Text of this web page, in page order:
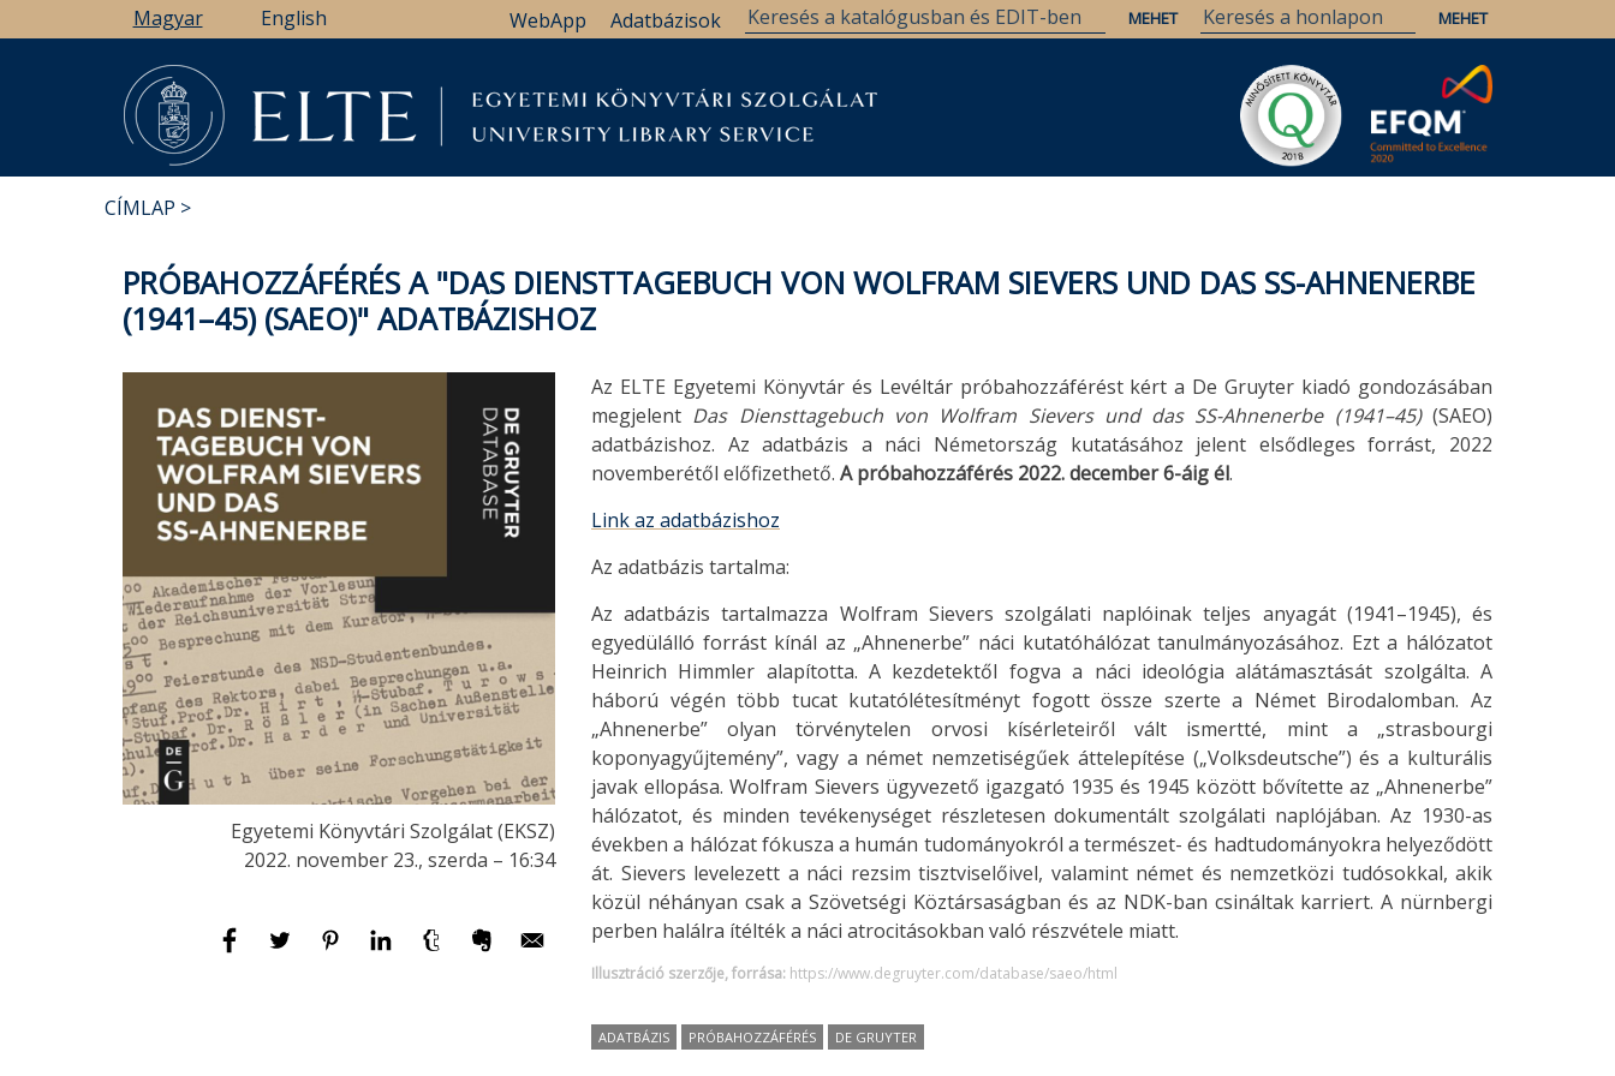
a
Magyar English Adatbázisok
WebApp
CÍMLAP
PRÓBAHOZZÁFÉRÉS A "DAS DIENSTTAGEBUCH VON WOLFRAM SIEVERS UND DAS SS-AHNENERBE
(1941–45) (SAEO)" ADATBÁZISHOZ
Egyetemi Könyvtári Szolgálat (EKSZ)
2022. november 23., szerda – 16:34
Az ELTE Egyetemi Könyvtár és Levéltár próbahozzáférést kért a De Gruyter kiadó gondozásában
megjelent Das Diensttagebuch von Wolfram Sievers und das SS-Ahnenerbe (1941–45)(SAEO)
adatbázishoz. Az adatbázis a náci Németország kutatásához jelent elsődleges forrást, 2022
novemberétől előfizethető. A próbahozzáférés 2022. december 6-áig él.
Link az adatbázishoz
Az adatbázis tartalma:
Az adatbázis tartalmazza Wolfram Sievers szolgálati naplóinak teljes anyagát (1941–1945), és
egyedülálló forrást kínál az „Ahnenerbe” náci kutatóhálózat tanulmányozásához. Ezt a hálózatot
Heinrich Himmler alapította. A kezdetektől fogva a náci ideológia alátámasztását szolgálta. A
háború végén több tucat kutatólétesítményt fogott össze szerte a Német Birodalomban. Az
„Ahnenerbe” olyan törvénytelen orvosi kísérleteiről vált ismertté, mint a „strasbourgi
koponyagyűjtemény”, vagy a német nemzetiségűek áttelepítése („Volksdeutsche”) és a kulturális
javak ellopása. Wolfram Sievers ügyvezető igazgató 1935 és 1945 között bővítette az „Ahnenerbe”
hálózatot, és minden tevékenységet részletesen dokumentált szolgálati naplójában. Az 1930-as
években a hálózat fókusza a humán tudományokról a természet- és hadtudományokra helyeződött
át. Sievers levelezett a náci rezsim tisztviselőivel, valamint német és nemzetközi tudósokkal, akik
közül néhányan csak a Szövetségi Köztársaságban és az NDK-ban csináltak karriert. A nürnbergi
perben halálra ítélték a náci atrocitásokban való részvétele miatt.
Illusztráció szerzője, forrása: https://www.degruyter.com/database/saeo/html
ADATBÁZIS PRÓBAHOZZÁFÉRÉS DE GRUYTER